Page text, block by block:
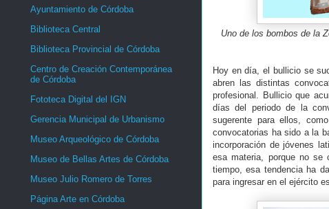
Uno de los bombos de la
Hoy en día, el bullicio se
abren las distintas
profesional. Bullicio que
días del periodo de la
sugerente para ellos,
convocatorias ha sido a la
incorporación de jóvenes
esa materia, porque no se
tiempo, esa tendencia ha
para ingresar en el ejército
Ayuntamiento de Córdoba
Biblioteca Central
Biblioteca Provincial de Córdoba
Centro de Creación Contemporánea
de Córdoba
Fototeca Digital del IGN
Gerencia Municipal de Urbanismo
Museo Arqueológico de Córdoba
Museo de Bellas Artes de Córdoba
Museo Julio Romero de Torres
Página Arte en Córdoba